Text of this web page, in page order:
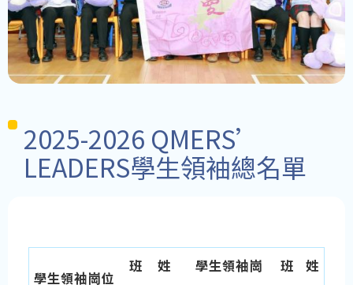
2025-2026 QMERS’
LEADERS學生領袖總名單
學生領袖崗位
班
姓
學生領袖崗
班
姓